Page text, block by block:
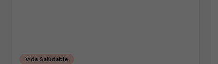
Vida Saludable